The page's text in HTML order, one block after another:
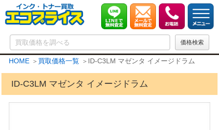
HOME 買取価格一覧 ID-C3LM マゼンタ イメージドラム
ID-C3LM マゼンタ イメージドラム